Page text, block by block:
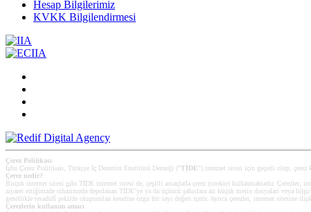
Hesap Bilgilerimiz
KVKK Bilgilendirmesi
Çerez Politikası
İşbu Çerez Politikası, Türkiye İç Denetim Enstitüsü Derneği (" TİDE ") internet sitesi için geçerli olup, çerez
Çerez nedir?
Birçok internet sitesi gibi TİDE internet sitesi de, çeşitli amaçlarla çerez (cookie) kullanmaktadır.
ziyaret ettiğinizde cihazınızda depolanan TİDE’ye ya da üçüncü şahıslara ait küçük metin dosyaları veya
genellikle tesadüfî şekilde oluşturulan kendine özgü bir sayı değeri içerir. Ayrıca çerezler, internet sitesine
Çerezlerin kullanım amacı